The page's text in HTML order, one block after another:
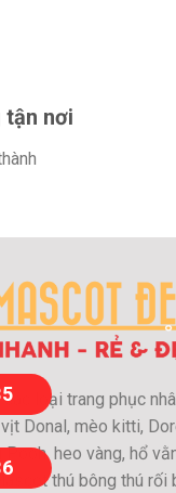
tận nơi
loại trang phục
Donal, mèo kitti,
Pooh, heo vàng, hổ
thú bông thú rối